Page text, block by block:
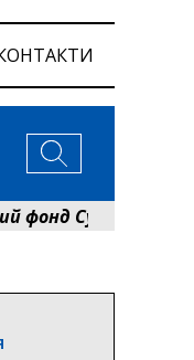
Сумщини розпочав